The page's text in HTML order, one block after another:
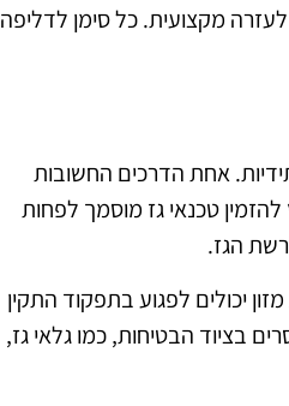
מקצועית. כל סימן לדליפה
אחת הדרכים החשובות
טכנאי גז מוסמך לפחות
הגז.
יכולים לפגוע בתפקוד התקין
בציוד הבטיחות, כמו גלאי גז,